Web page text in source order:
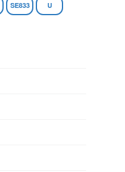
SE833 U